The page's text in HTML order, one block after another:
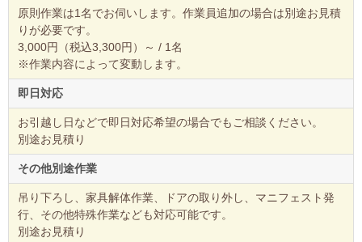
原則作業は1名でお伺いします。作業員追加の場合は別途お見積
りが必要です。
3,000円（税込3,300円）～ / 1名
※作業内容によって変動します。
即日対応
お引越し日などで即日対応希望の場合でもご相談ください。
別途お見積り
その他別途作業
吊り下ろし、家具解体作業、ドアの取り外し、マニフェスト発
行、その他特殊作業なども対応可能です。
別途お見積り